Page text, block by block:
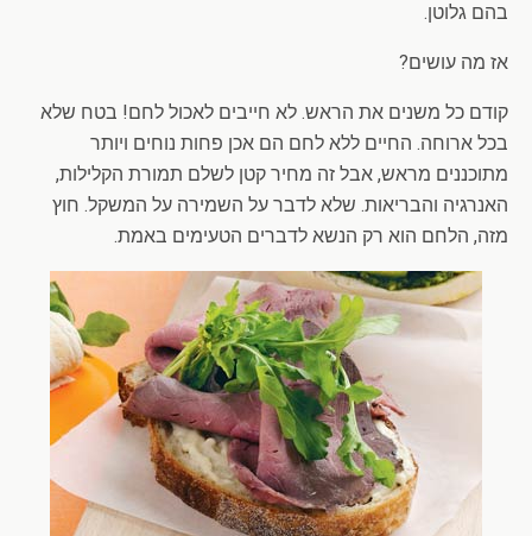
בהם גלוטן.
אז מה עושים?
קודם כל משנים את הראש. לא חייבים לאכול לחם! בטח שלא
בכל ארוחה. החיים ללא לחם הם אכן פחות נוחים ויותר
מתוכננים מראש, אבל זה מחיר קטן לשלם תמורת הקלילות,
האנרגיה והבריאות. שלא לדבר על השמירה על המשקל. חוץ
מזה, הלחם הוא רק הנשא לדברים הטעימים באמת.